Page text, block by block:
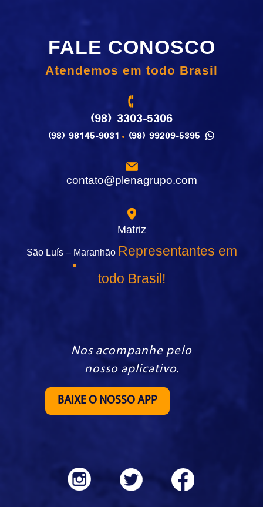
FALE CONOSCO
Atendemos em todo Brasil
(98) 3303-5306
(98) 98145-9031 (98) 99209-5395
contato@plenagrupo.com
Matriz
São Luís – Maranhão Representantes em
todo Brasil!
Nos acompanhe pelo
nosso aplicativo.
BAIXE O NOSSO APP